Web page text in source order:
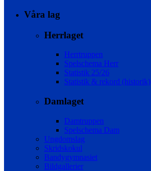
Våra lag
Herrlaget
Herrtruppen
Spelschema Herr
Statistik 25/26
Statistik & rekord (historik)
Damlaget
Damtruppen
Spelschema Dam
Ungdomslag
Skridskokul
Bandygymnasiet
Bildgallerier